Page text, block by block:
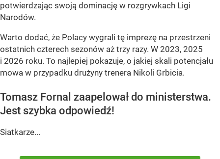
potwierdzając swoją dominację w rozgrywkach Ligi
Narodów.
Warto dodać, że Polacy wygrali tę imprezę na przestrzeni
ostatnich czterech sezonów aż trzy razy. W 2023, 2025
i 2026 roku. To najlepiej pokazuje, o jakiej skali potencjału
mowa w przypadku drużyny trenera Nikoli Grbicia.
Tomasz Fornal zaapelował do ministerstwa.
Jest szybka odpowiedź!
Siatkarze...